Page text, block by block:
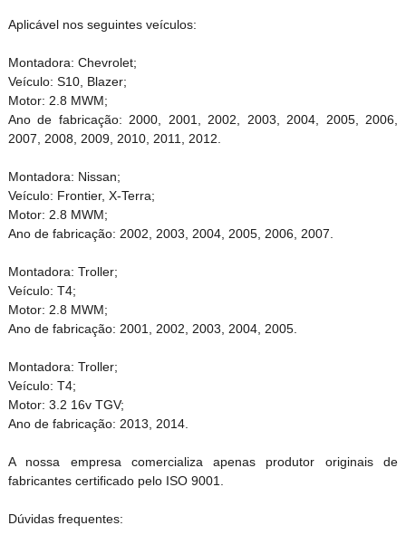
Aplicável nos seguintes veículos:
Montadora: Chevrolet;
Veículo: S10, Blazer;
Motor: 2.8 MWM;
Ano de fabricação: 2000, 2001, 2002, 2003, 2004, 2005, 2006,
2007, 2008, 2009, 2010, 2011, 2012.
Montadora: Nissan;
Veículo: Frontier, X-Terra;
Motor: 2.8 MWM;
Ano de fabricação: 2002, 2003, 2004, 2005, 2006, 2007.
Montadora: Troller;
Veículo: T4;
Motor: 2.8 MWM;
Ano de fabricação: 2001, 2002, 2003, 2004, 2005.
Montadora: Troller;
Veículo: T4;
Motor: 3.2 16v TGV;
Ano de fabricação: 2013, 2014.
A nossa empresa comercializa apenas produtor originais de
fabricantes certificado pelo ISO 9001.
Dúvidas frequentes: